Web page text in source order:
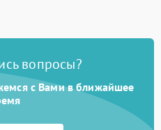
1500 ₽ Подробнее →
вопросы?
с Вами в ближайшее